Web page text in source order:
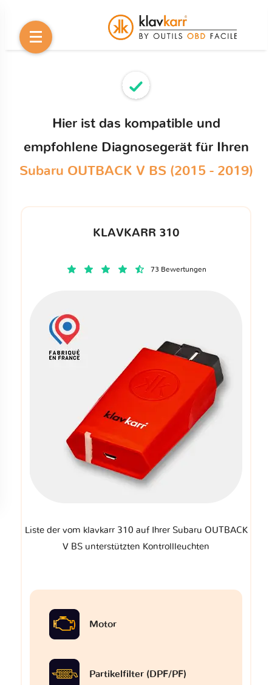
Hier ist das kompatible und
empfohlene Diagnosegerät für Ihren
Subaru OUTBACK V BS (2015 - 2019)
KLAVKARR 310
73 Bewertungen
Liste der vom klavkarr 310 auf Ihrer Subaru OUTBACK
V BS unterstützten Kontrollleuchten
Motor
Partikelfilter (DPF/PF)